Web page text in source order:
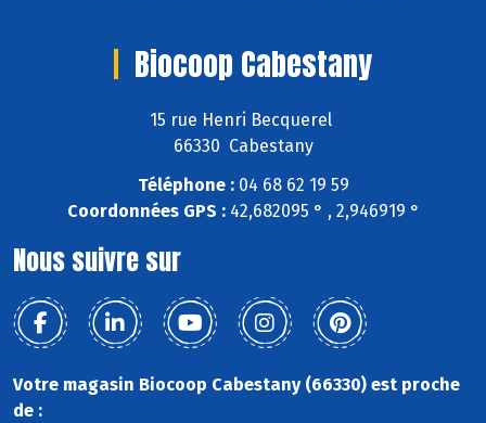
Biocoop Cabestany
15 rue Henri Becquerel
66330 Cabestany
Téléphone :04 68 62 19 59
Coordonnées GPS :42,682095 ° , 2,946919 °
Nous suivre sur
Votre magasin Biocoop Cabestany (66330) est proche
de :